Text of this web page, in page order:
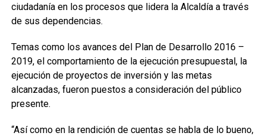
ciudadanía en los procesos que lidera la Alcaldía a través
de sus dependencias.
Temas como los avances del Plan de Desarrollo 2016 –
2019, el comportamiento de la ejecución presupuestal, la
ejecución de proyectos de inversión y las metas
alcanzadas, fueron puestos a consideración del público
presente.
“Así como en la rendición de cuentas se habla de lo bueno,